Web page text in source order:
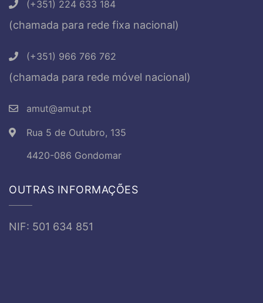
(+351) 224 633 184
(chamada para rede fixa nacional)
(+351) 966 766 762
(chamada para rede móvel nacional)
amut@amut.pt
Rua 5 de Outubro, 135
4420-086 Gondomar
OUTRAS INFORMAÇÕES
NIF: 501 634 851